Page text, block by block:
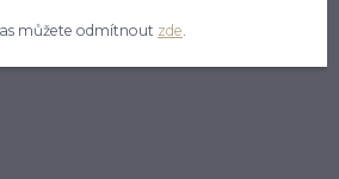
můžete odmítnout zde.